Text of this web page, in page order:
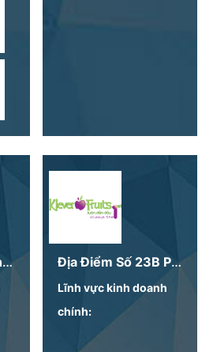
Công Ty TNHH Chế Biến Hoa Quả Tiến Thịnh Địa Điểm Số 23B Phan Đình Phùng - Công Ty TNHH Thương Mại Và Đầu Tư KLEVER FRUITS
Lĩnh vực kinh doanh
chính: